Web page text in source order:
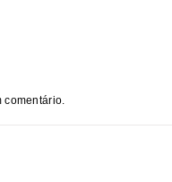
comentário.